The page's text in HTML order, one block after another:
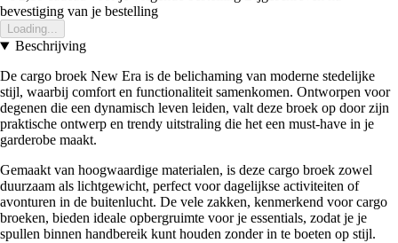
bevestiging van je bestelling
Loading...
Beschrijving
De cargo broek New Era is de belichaming van moderne stedelijke
stijl, waarbij comfort en functionaliteit samenkomen. Ontworpen voor
degenen die een dynamisch leven leiden, valt deze broek op door zijn
praktische ontwerp en trendy uitstraling die het een must-have in je
garderobe maakt.
Gemaakt van hoogwaardige materialen, is deze cargo broek zowel
duurzaam als lichtgewicht, perfect voor dagelijkse activiteiten of
avonturen in de buitenlucht. De vele zakken, kenmerkend voor cargo
broeken, bieden ideale opbergruimte voor je essentials, zodat je je
spullen binnen handbereik kunt houden zonder in te boeten op stijl.